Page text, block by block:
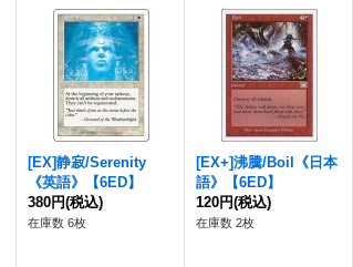
[EX]静寂/Serenity
《英語》【6ED】
380円(税込)
在庫数 6枚
[EX+]沸騰/Boil《日本
語》【6ED】
120円(税込)
在庫数 2枚